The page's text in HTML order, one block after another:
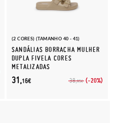
(2 CORES) (TAMANHO 40 - 41)
SANDÁLIAS BORRACHA MULHER
DUPLA FIVELA CORES
METALIZADAS
38,95€ (-20%)
31,16€